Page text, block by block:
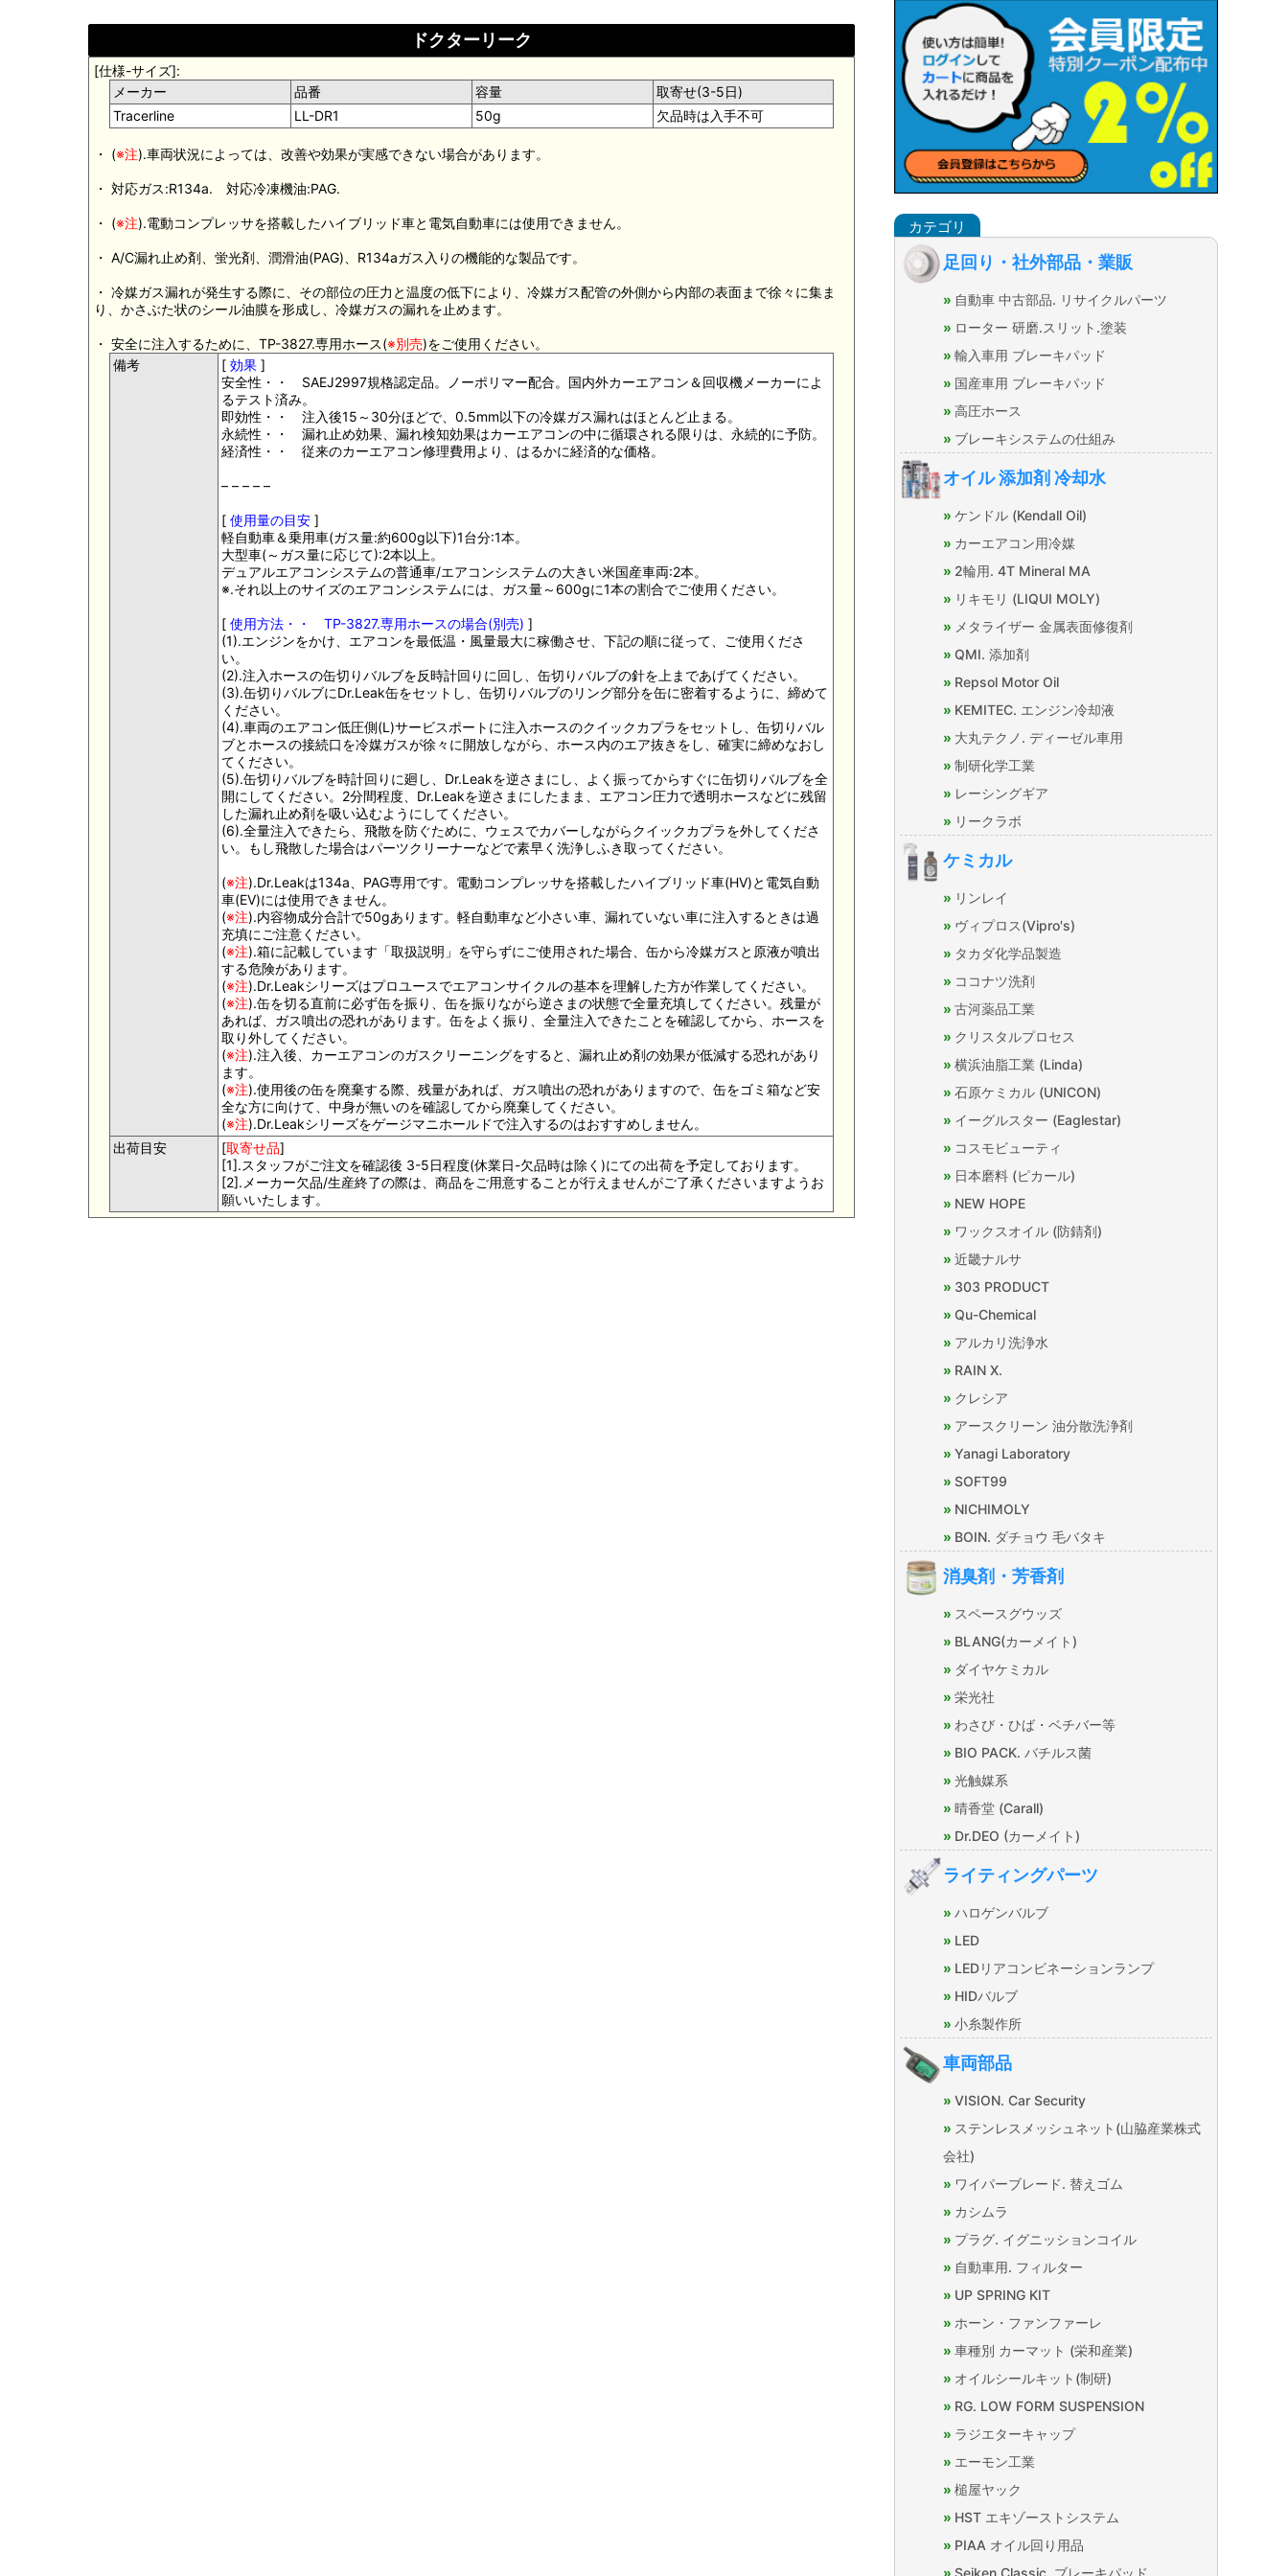
ドクターリーク
[仕様-サイズ]:
メーカー
品番 容量
取寄せ(3-5日)
Tracerline
LL-DR1 50g 欠品時は入手不可
・ (※注).車両状況によっては、改善や効果が実感できない場合があります。
・ 対応ガス:R134a. 対応冷凍機油:PAG.
・ (※注).電動コンプレッサを搭載したハイブリッド車と電気自動車には使用できません。
・ A/C漏れ止め剤、蛍光剤、潤滑油(PAG)、R134aガス入りの機能的な製品です。
・ 冷媒ガス漏れが発生する際に、その部位の圧力と温度の低下により、冷媒ガス配管の外側から内部の表面まで徐々に集ま
り、かさぶた状のシール油膜を形成し、冷媒ガスの漏れを止めます。
・ 安全に注入するために、TP-3827.専用ホース(※別売)をご使用ください。
備考
[ 効果 ]
安全性・・ SAEJ2997規格認定品。ノーポリマー配合。国内外カーエアコン＆回収機メーカーによ
るテスト済み。
即効性・・ 注入後15～30分ほどで、0.5mm以下の冷媒ガス漏れはほとんど止まる。
永続性・・ 漏れ止め効果、漏れ検知効果はカーエアコンの中に循環される限りは、永続的に予防。
経済性・・ 従来のカーエアコン修理費用より、はるかに経済的な価格。
– – – – –
[ 使用量の目安 ]
軽自動車＆乗用車(ガス量:約600g以下)1台分:1本。
大型車(～ガス量に応じて):2本以上。
デュアルエアコンシステムの普通車/エアコンシステムの大きい米国産車両:2本。
※.それ以上のサイズのエアコンシステムには、ガス量～600gに1本の割合でご使用ください。
[ 使用方法・・ TP-3827.専用ホースの場合(別売) ]
(1).エンジンをかけ、エアコンを最低温・風量最大に稼働させ、下記の順に従って、ご使用くださ
い。
(2).注入ホースの缶切りバルブを反時計回りに回し、缶切りバルブの針を上まであげてください。
(3).缶切りバルブにDr.Leak缶をセットし、缶切りバルブのリング部分を缶に密着するように、締めて
ください。
(4).車両のエアコン低圧側(L)サービスポートに注入ホースのクイックカプラをセットし、缶切りバル
ブとホースの接続口を冷媒ガスが徐々に開放しながら、ホース内のエア抜きをし、確実に締めなおし
てください。
(5).缶切りバルブを時計回りに廻し、Dr.Leakを逆さまにし、よく振ってからすぐに缶切りバルブを全
開にしてください。2分間程度、Dr.Leakを逆さまにしたまま、エアコン圧力で透明ホースなどに残留
した漏れ止め剤を吸い込むようにしてください。
(6).全量注入できたら、飛散を防ぐために、ウェスでカバーしながらクイックカプラを外してくださ
い。もし飛散した場合はパーツクリーナーなどで素早く洗浄しふき取ってください。
(※注).Dr.Leakは134a、PAG専用です。電動コンプレッサを搭載したハイブリッド車(HV)と電気自動
車(EV)には使用できません。
(※注).内容物成分合計で50gあります。軽自動車など小さい車、漏れていない車に注入するときは過
充填にご注意ください。
(※注).箱に記載しています「取扱説明」を守らずにご使用された場合、缶から冷媒ガスと原液が噴出
する危険があります。
(※注).Dr.Leakシリーズはプロユースでエアコンサイクルの基本を理解した方が作業してください。
(※注).缶を切る直前に必ず缶を振り、缶を振りながら逆さまの状態で全量充填してください。残量が
あれば、ガス噴出の恐れがあります。缶をよく振り、全量注入できたことを確認してから、ホースを
取り外してください。
(※注).注入後、カーエアコンのガスクリーニングをすると、漏れ止め剤の効果が低減する恐れがあり
ます。
(※注).使用後の缶を廃棄する際、残量があれば、ガス噴出の恐れがありますので、缶をゴミ箱など安
全な方に向けて、中身が無いのを確認してから廃棄してください。
(※注).Dr.Leakシリーズをゲージマニホールドで注入するのはおすすめしません。
出荷目安
[取寄せ品]
[1].スタッフがご注文を確認後 3-5日程度(休業日-欠品時は除く)にての出荷を予定しております。
[2].メーカー欠品/生産終了の際は、商品をご用意することが行えませんがご了承くださいますようお
願いいたします。
足回り・社外部品・業販
自動車 中古部品. リサイクルパーツ
ローター 研磨.スリット.塗装
輸入車用 ブレーキパッド
国産車用 ブレーキパッド
高圧ホース
ブレーキシステムの仕組み
オイル 添加剤 冷却水
ケンドル (Kendall Oil)
カーエアコン用冷媒
2輪用. 4T Mineral MA
リキモリ (LIQUI MOLY)
メタライザー 金属表面修復剤
QMI. 添加剤
Repsol Motor Oil
KEMITEC. エンジン冷却液
大丸テクノ. ディーゼル車用
制研化学工業
レーシングギア
リークラボ
ケミカル
リンレイ
ヴィプロス(Vipro's)
タカダ化学品製造
ココナツ洗剤
古河薬品工業
クリスタルプロセス
横浜油脂工業 (Linda)
石原ケミカル (UNICON)
イーグルスター (Eaglestar)
コスモビューティ
日本磨料 (ピカール)
NEW HOPE
ワックスオイル (防錆剤)
近畿ナルサ
303 PRODUCT
Qu-Chemical
アルカリ洗浄水
RAIN X.
クレシア
アースクリーン 油分散洗浄剤
Yanagi Laboratory
SOFT99
NICHIMOLY
BOIN. ダチョウ 毛バタキ
消臭剤・芳香剤
スペースグウッズ
BLANG(カーメイト)
ダイヤケミカル
栄光社
わさび・ひば・ベチバー等
BIO PACK. バチルス菌
光触媒系
晴香堂 (Carall)
Dr.DEO (カーメイト)
ライティングパーツ
ハロゲンバルブ
LED
LEDリアコンビネーションランプ
HIDバルブ
小糸製作所
車両部品
VISION. Car Security
ステンレスメッシュネット(山脇産業株式
会社)
ワイパーブレード. 替えゴム
カシムラ
プラグ. イグニッションコイル
自動車用. フィルター
UP SPRING KIT
ホーン・ファンファーレ
車種別 カーマット (栄和産業)
オイルシールキット(制研)
RG. LOW FORM SUSPENSION
ラジエターキャップ
エーモン工業
槌屋ヤック
HST エキゾーストシステム
PIAA オイル回り用品
Seiken Classic. ブレーキパッド